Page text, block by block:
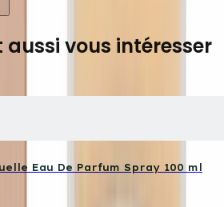
vous intéresser
Eau De Parfum Spray 100 ml